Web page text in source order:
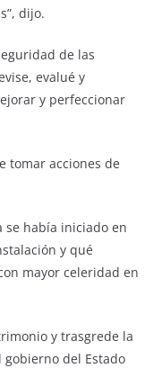
dijo.
de las
evalué y
y perfeccionar
tomar acciones de
se había iniciado en
y qué
mayor celeridad en
y trasgrede la
del Estado